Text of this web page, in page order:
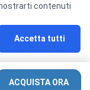
Preferenze cookie
ACQUISTA ORA
contenuti
Accetta tutti